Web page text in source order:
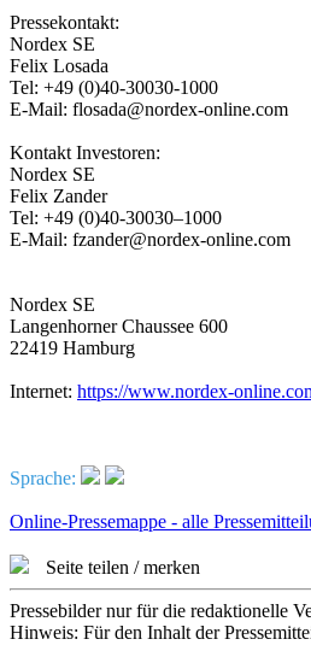
Pressekontakt:
Nordex SE
Felix Losada
Tel: +49 (0)40-30030-1000
E-Mail: flosada@nordex-online.com
Kontakt Investoren:
Nordex SE
Felix Zander
Tel: +49 (0)40-30030–1000
E-Mail: fzander@nordex-online.com
Nordex SE
Langenhorner Chaussee 600
22419 Hamburg
Internet: https://www.nordex-
Sprache:
Online-Pressemappe - alle
Seite teilen / merken
Pressebilder nur für die redaktionelle
Hinweis: Für den Inhalt der